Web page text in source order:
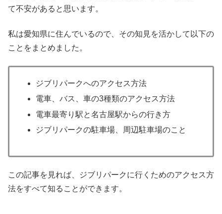
て不安があると思います。
私は愛知県に住んでいるので、その知見を活かして以下の
ことをまとめました。
ジブリパークへのアクセス方法
電車、バス、車の3種類のアクセス方法
電車最寄り駅と名古屋駅からの行き方
ジブリパークの駐車場、周辺駐車場のこと
この記事を見れば、ジブリパークに行くためのアクセス方
法をすべて知ることができます。